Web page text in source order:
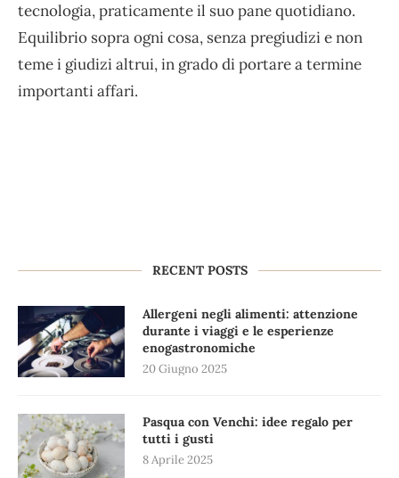
tecnologia, praticamente il suo pane quotidiano.
Equilibrio sopra ogni cosa, senza pregiudizi e non
teme i giudizi altrui, in grado di portare a termine
importanti affari.
RECENT POSTS
Allergeni negli alimenti: attenzione
durante i viaggi e le esperienze
enogastronomiche
20 Giugno 2025
Pasqua con Venchi: idee regalo per
tutti i gusti
8 Aprile 2025